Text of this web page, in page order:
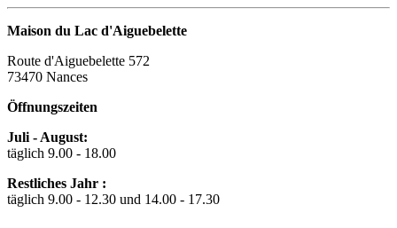
Maison du Lac d'Aiguebelette
Route d'Aiguebelette 572
73470 Nances
Öffnungszeiten
Juli - August:
täglich 9.00 - 18.00
Restliches Jahr :
täglich 9.00 - 12.30 und 14.00 - 17.30